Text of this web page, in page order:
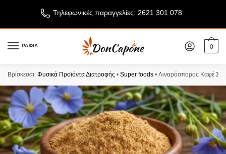
Τηλεφωνικές παραγγελίες: 2621 301 078
ΡΑΦΙΑ 0
Βρίσκεσαι: Φυσικά Προϊόντα Διατροφής • Super foods • Λιναρόσπορος Καφέ